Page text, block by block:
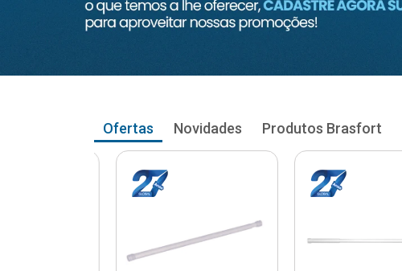
Ofertas Novidades Produtos Brasfort